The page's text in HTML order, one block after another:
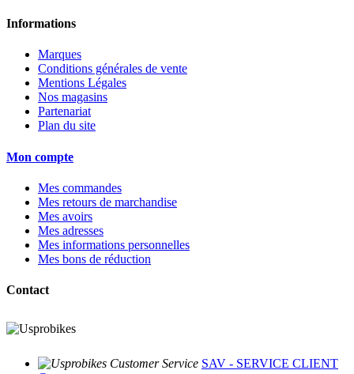
Informations
Marques
Conditions générales de vente
Mentions Légales
Nos magasins
Partenariat
Plan du site
Mon compte
Mes commandes
Mes retours de marchandise
Mes avoirs
Mes adresses
Mes informations personnelles
Mes bons de réduction
Contact
SAV - SERVICE CLIENT